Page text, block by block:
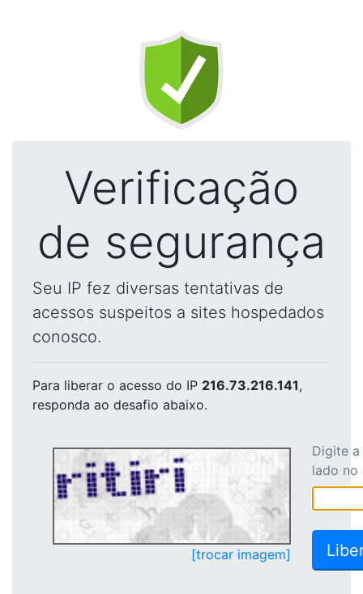
Verificação
de segurança
Seu IP fez diversas tentativas de
acessos suspeitos a sites hospedados
conosco.
Para liberar o acesso do IP 216.73.216.141,
responda ao desafio abaixo.
[trocar imagem]
Digite
lado no